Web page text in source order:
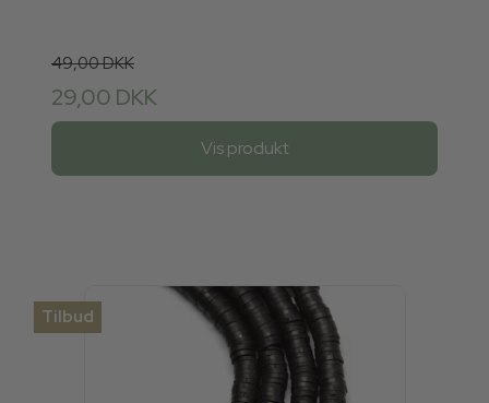
49,00 DKK
29,00 DKK
Vis produkt
Tilbud